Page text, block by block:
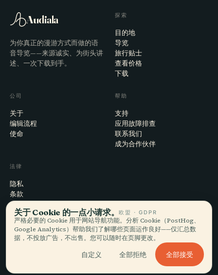
Audiala
为你真正的漫游方式而做的语
音导览——来源诚实、为街头讲
述、一次下载到手。
探索
目的地
导览
旅行贴士
查看价格
下载
公司
关于
编辑流程
使命
帮助
支持
应用故障排查
联系我们
成为合作伙伴
法律
隐私
条款
Cookie 设置
注销账户
© 2026 Audiala · 制作于瑞士莫尔日，也在路上、在云端
EN · FR · DE · ES · IT · PT · JA · ZH · HI · RU · CS · AR
关于 Cookie 的一点小请求。欧盟 · GDPR
严格必要的 Cookie 用于网站导航功能。分析 Cookie（PostHog、
Google Analytics）帮助我们了解哪些页面运作良好——仅汇总数
据，不投放广告，不出售。您可以随时在页脚更改。
自定义 全部拒绝 全部接受